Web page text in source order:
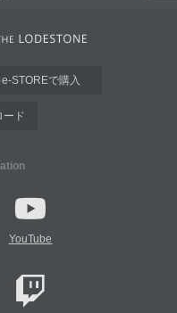
e-STOREで購入
ード
YouTube